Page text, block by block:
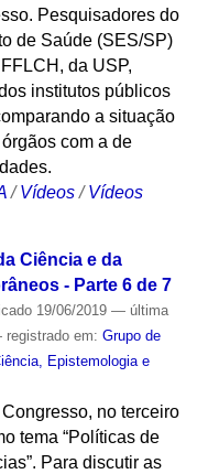
Pesquisadores do
de Saúde (SES/SP)
da USP,
institutos públicos
a situação
com a de
/Vídeos /Vídeos
Ciência e da
- Parte 6 de 7
19/06/2019 — última
em: Grupo de
Epistemologia e
no terceiro
tema “Políticas de
Para discutir as